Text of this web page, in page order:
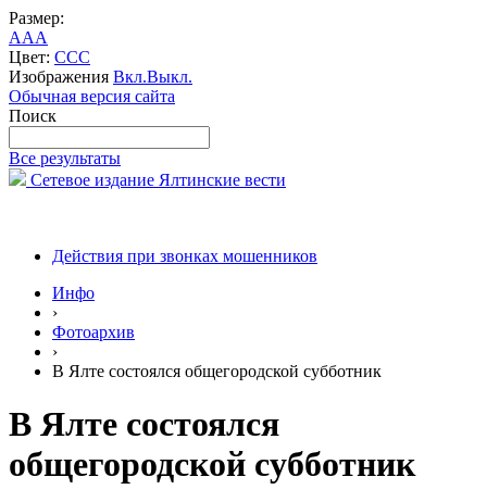
Размер:
AAA
Цвет: CCC
Изображения Вкл.Выкл.
Обычная версия сайта
Поиск
Все результаты
Сетевое издание Ялтинские вести
Действия при звонках мошенников
Инфо
›
Фотоархив
›
В Ялте состоялся общегородской субботник
В Ялте состоялся
общегородской субботник